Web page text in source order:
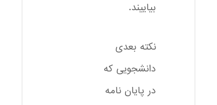
بیاییند.
نکته بعدی
دانشجویی که
در پایان نامه